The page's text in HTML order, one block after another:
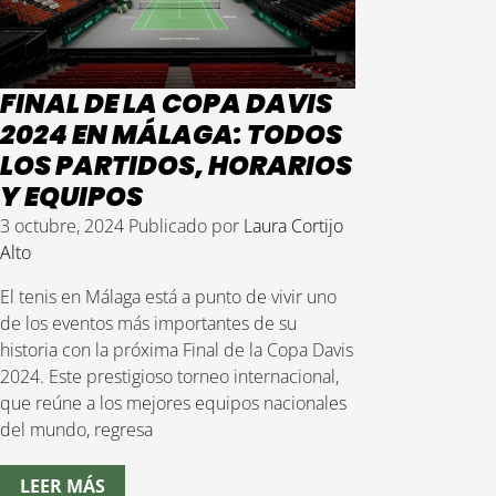
FINAL DE LA COPA DAVIS
2024 EN MÁLAGA: TODOS
LOS PARTIDOS, HORARIOS
Y EQUIPOS
3 octubre, 2024 Publicado por Laura Cortijo
Alto
El tenis en Málaga está a punto de vivir uno
de los eventos más importantes de su
historia con la próxima Final de la Copa Davis
2024. Este prestigioso torneo internacional,
que reúne a los mejores equipos nacionales
del mundo, regresa
LEER MÁS